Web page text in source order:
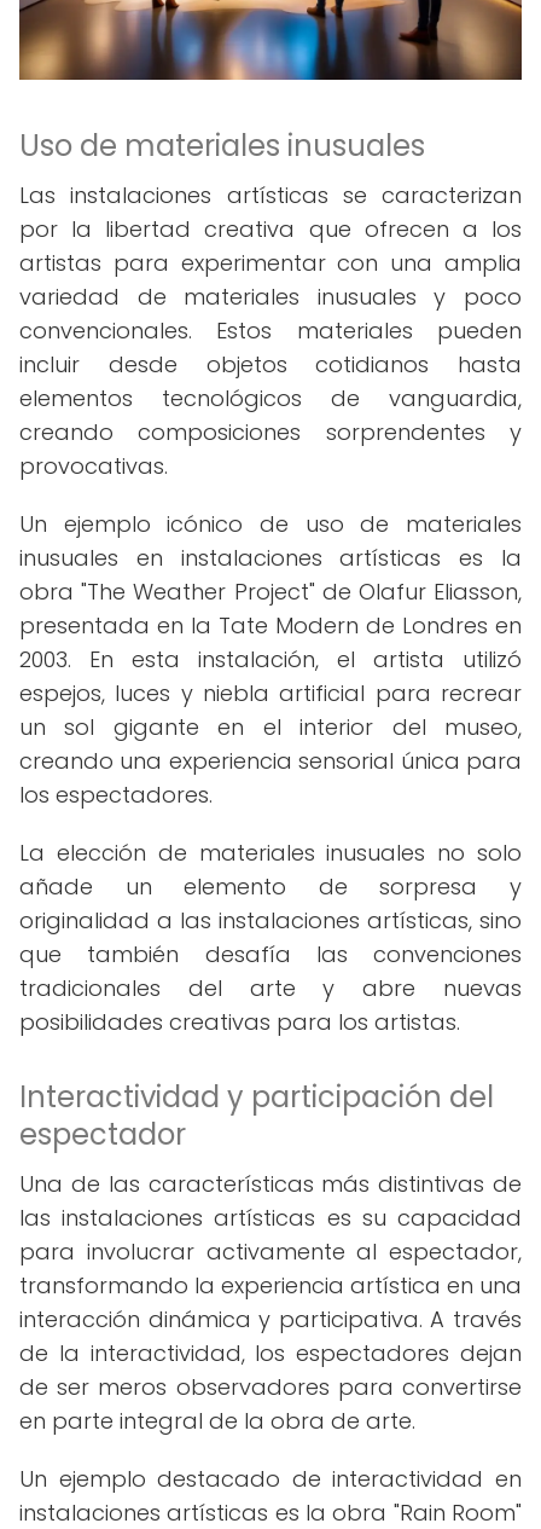
Uso de materiales inusuales
Las instalaciones artísticas se caracterizan
por la libertad creativa que ofrecen a los
artistas para experimentar con una amplia
variedad de materiales inusuales y poco
convencionales. Estos materiales pueden
incluir desde objetos cotidianos hasta
elementos tecnológicos de vanguardia,
creando composiciones sorprendentes y
provocativas.
Un ejemplo icónico de uso de materiales
inusuales en instalaciones artísticas es la
obra "The Weather Project" de Olafur Eliasson,
presentada en la Tate Modern de Londres en
2003. En esta instalación, el artista utilizó
espejos, luces y niebla artificial para recrear
un sol gigante en el interior del museo,
creando una experiencia sensorial única para
los espectadores.
La elección de materiales inusuales no solo
añade un elemento de sorpresa y
originalidad a las instalaciones artísticas, sino
que también desafía las convenciones
tradicionales del arte y abre nuevas
posibilidades creativas para los artistas.
Interactividad y participación del
espectador
Una de las características más distintivas de
las instalaciones artísticas es su capacidad
para involucrar activamente al espectador,
transformando la experiencia artística en una
interacción dinámica y participativa. A través
de la interactividad, los espectadores dejan
de ser meros observadores para convertirse
en parte integral de la obra de arte.
Un ejemplo destacado de interactividad en
instalaciones artísticas es la obra "Rain Room"